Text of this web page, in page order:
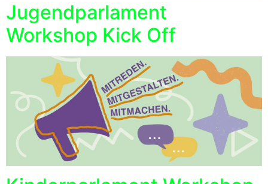
Jugendparlament
Workshop Kick Off